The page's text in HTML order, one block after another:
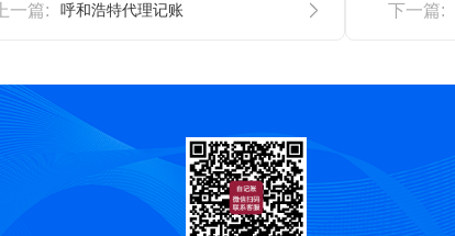
上一篇: 呼和浩特代理记账 下一篇: